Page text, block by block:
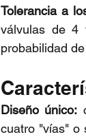
Tolerancia a
válvulas de 4
probabilidad
Diseño único:
cuatro "vías" o